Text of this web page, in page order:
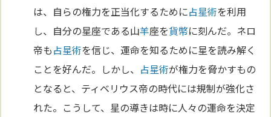
は、自らの権力を正当化するために占星術を利用
し、自分の星座である山羊座を貨幣に刻んだ。ネロ
帝も占星術を信じ、運命を知るために星を読み解く
ことを好んだ。しかし、 占星術が権力を脅かすもの
となると、ティベリウス帝の時代には規制が強化さ
れた。こうして、星の導きは時に人々の運命を決定